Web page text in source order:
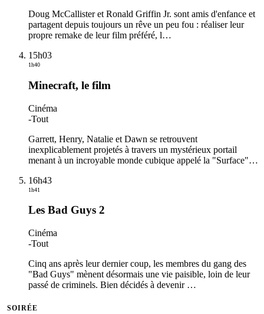
Doug McCallister et Ronald Griffin Jr. sont amis d'enfance et
partagent depuis toujours un rêve un peu fou : réaliser leur
propre remake de leur film préféré, l…
15h03
1h40
Minecraft, le film
Cinéma
-Tout
Garrett, Henry, Natalie et Dawn se retrouvent
inexplicablement projetés à travers un mystérieux portail
menant à un incroyable monde cubique appelé la "Surface"…
16h43
1h41
Les Bad Guys 2
Cinéma
-Tout
Cinq ans après leur dernier coup, les membres du gang des
"Bad Guys" mènent désormais une vie paisible, loin de leur
passé de criminels. Bien décidés à devenir …
SOIRÉE